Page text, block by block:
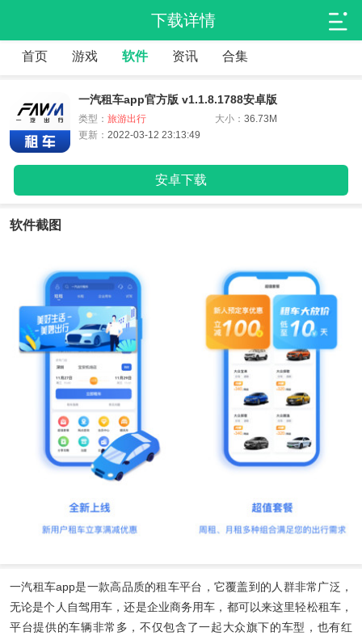
下载详情
首页 游戏 软件 资讯 合集
一汽租车app官方版 v1.1.8.1788安卓版
类型： 旅游出行 大小：36.73M
更新： 2022-03-12 23:13:49
安卓下载
软件截图
一汽租车app是一款高品质的租车平台，它覆盖到的人群非常广泛，
无论是个人自驾用车，还是企业商务用车，都可以来这里轻松租车，
平台提供的车辆非常多，不仅包含了一起大众旗下的车型，也有红